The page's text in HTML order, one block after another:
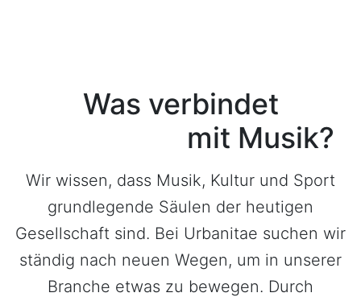
Was verbindet
mit Musik?
Wir wissen, dass Musik, Kultur und Sport
grundlegende Säulen der heutigen
Gesellschaft sind. Bei Urbanitae suchen wir
ständig nach neuen Wegen, um in unserer
Branche etwas zu bewegen. Durch